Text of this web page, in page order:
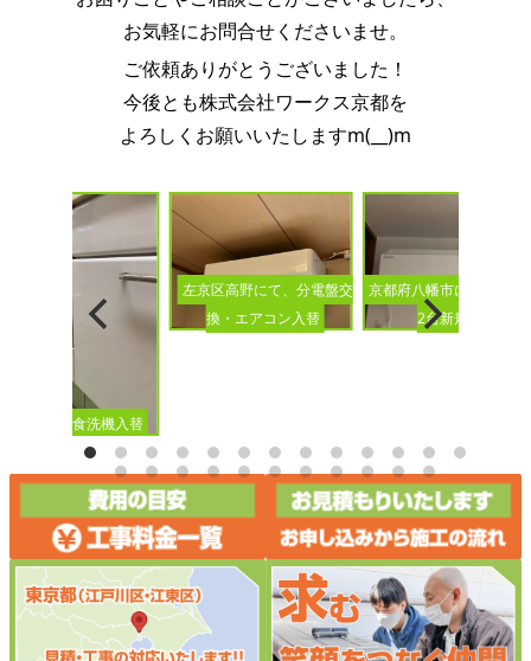
お気軽にお問合せくださいませ。
ご依頼ありがとうございました！
今後とも株式会社ワークス京都を
よろしくお願いいたしますm(__)m
左京区高野にて、分電盤交
換・エアコン入替
京都府八幡市にて、エア
2台新規設置
ビルトイン食洗機入替